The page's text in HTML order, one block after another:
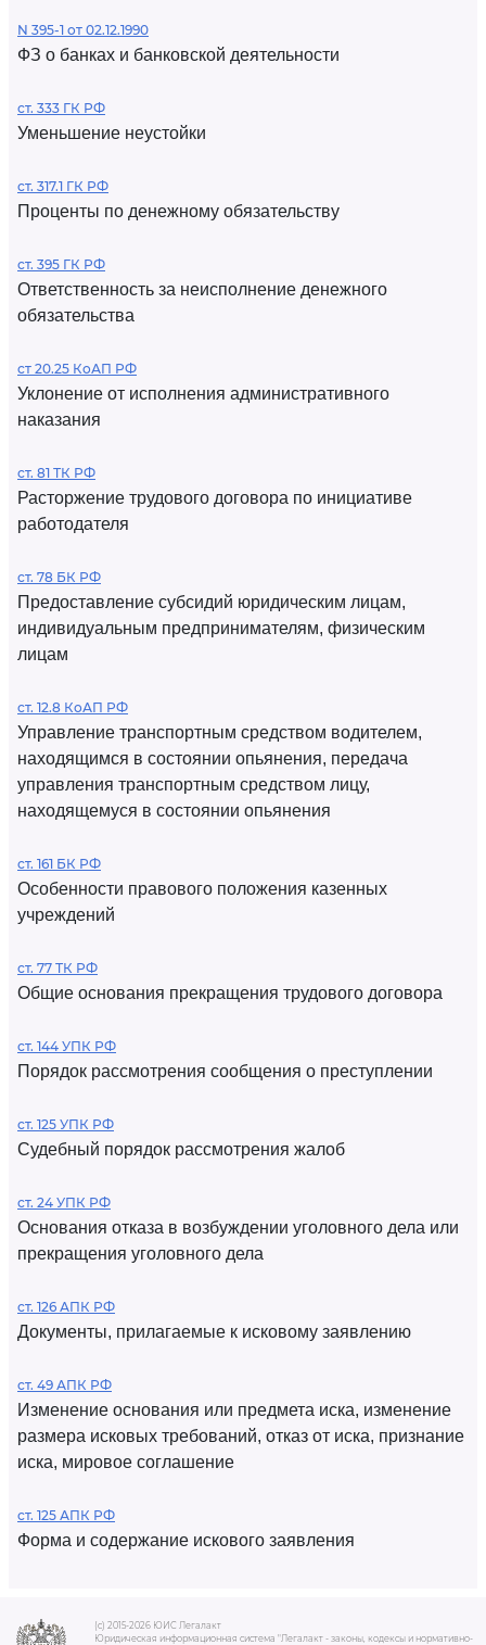
N 395-1 от 02.12.1990
ФЗ о банках и банковской деятельности
ст. 333 ГК РФ
Уменьшение неустойки
ст. 317.1 ГК РФ
Проценты по денежному обязательству
ст. 395 ГК РФ
Ответственность за неисполнение денежного
обязательства
ст 20.25 КоАП РФ
Уклонение от исполнения административного
наказания
ст. 81 ТК РФ
Расторжение трудового договора по инициативе
работодателя
ст. 78 БК РФ
Предоставление субсидий юридическим лицам,
индивидуальным предпринимателям, физическим
лицам
ст. 12.8 КоАП РФ
Управление транспортным средством водителем,
находящимся в состоянии опьянения, передача
управления транспортным средством лицу,
находящемуся в состоянии опьянения
ст. 161 БК РФ
Особенности правового положения казенных
учреждений
ст. 77 ТК РФ
Общие основания прекращения трудового договора
ст. 144 УПК РФ
Порядок рассмотрения сообщения о преступлении
ст. 125 УПК РФ
Судебный порядок рассмотрения жалоб
ст. 24 УПК РФ
Основания отказа в возбуждении уголовного дела или
прекращения уголовного дела
ст. 126 АПК РФ
Документы, прилагаемые к исковому заявлению
ст. 49 АПК РФ
Изменение основания или предмета иска, изменение
размера исковых требований, отказ от иска, признание
иска, мировое соглашение
ст. 125 АПК РФ
Форма и содержание искового заявления
(c) 2015-2026 ЮИС Легалакт
Юридическая информационная система "Легалакт - законы, кодексы и нормативно-